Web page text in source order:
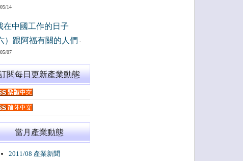
14
在中國工作的日子
）跟阿福有關的人們 -
07
閱每日更新產業動態
當月產業動態
2011/08 產業新聞